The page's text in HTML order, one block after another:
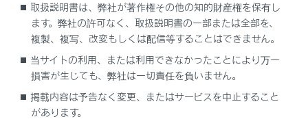
合わせて見られているページ
ディスプレイの表示内容
取扱説明書は、弊社が著作権その他の知的財産権を保有し
ます。弊社の許可なく、取扱説明書の一部または全部を、
複製、複写、改変もしくは配信等することはできません。
当サイトの利用、または利用できなかったことにより万一
損害が生じても、弊社は一切責任を負いません。
掲載内容は予告なく変更、またはサービスを中止すること
があります。